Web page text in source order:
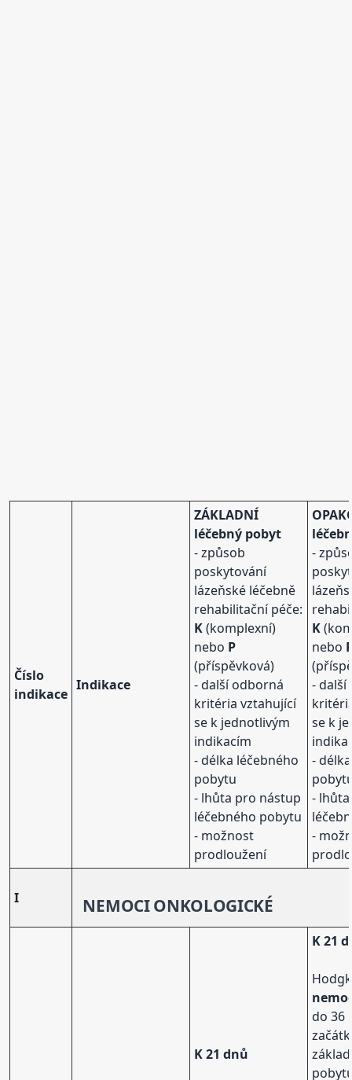
Číslo
indikace
Indikace
ZÁKLADNÍ
léčebný pobyt
- způsob
poskytování
lázeňské léčebně
rehabilitační péče:
K(komplexní)
nebo P
(příspěvková)
- další odborná
kritéria vztahující
se k jednotlivým
indikacím
- délka léčebného
pobytu
- lhůta pro nástup
léčebného pobytu
- možnost
prodloužení
-
K
nebo
- další
se k
-
-
-
I NEMOCI ONKOLOGICKÉ
K 21 dnů
K 21
do 36